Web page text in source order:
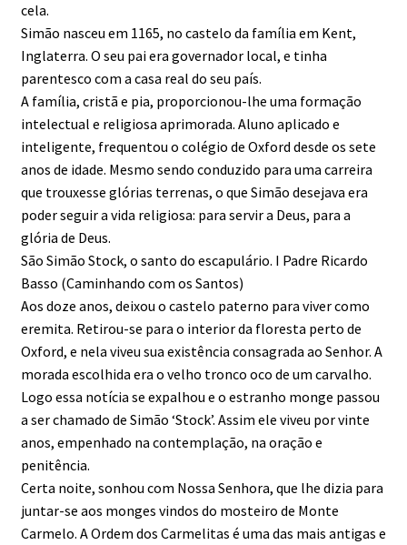
cela.
Simão nasceu em 1165, no castelo da família em Kent,
Inglaterra. O seu pai era governador local, e tinha
parentesco com a casa real do seu país.
A família, cristã e pia, proporcionou-lhe uma formação
intelectual e religiosa aprimorada. Aluno aplicado e
inteligente, frequentou o colégio de Oxford desde os sete
anos de idade. Mesmo sendo conduzido para uma carreira
que trouxesse glórias terrenas, o que Simão desejava era
poder seguir a vida religiosa: para servir a Deus, para a
glória de Deus.
São Simão Stock, o santo do escapulário. I Padre Ricardo
Basso (Caminhando com os Santos)
Aos doze anos, deixou o castelo paterno para viver como
eremita. Retirou-se para o interior da floresta perto de
Oxford, e nela viveu sua existência consagrada ao Senhor. A
morada escolhida era o velho tronco oco de um carvalho.
Logo essa notícia se expalhou e o estranho monge passou
a ser chamado de Simão ‘Stock’. Assim ele viveu por vinte
anos, empenhado na contemplação, na oração e
penitência.
Certa noite, sonhou com Nossa Senhora, que lhe dizia para
juntar-se aos monges vindos do mosteiro de Monte
Carmelo. A Ordem dos Carmelitas é uma das mais antigas e